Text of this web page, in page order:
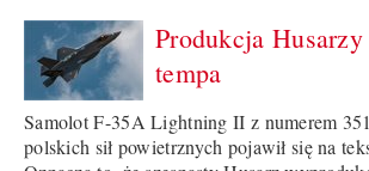
Produkcja
tempa
Samolot F-35A Lightning II z numerem
polskich sił powietrznych pojawił się na